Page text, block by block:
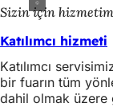
Sizin için
Katılımcı hizmeti
Katılımcı
bir fuarın tüm
dahil olmak